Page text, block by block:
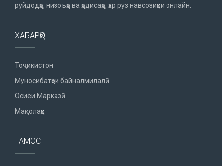
рӯйдодҳо, низоъҳо ва ҳодисаҳо, ҳар рӯз навсозиҳои онлайн.
ХАБАРҲО
Тоҷикистон
Муносибатҳои байналмилалӣ
Осиёи Марказӣ
Мақолаҳо
ТАМОС